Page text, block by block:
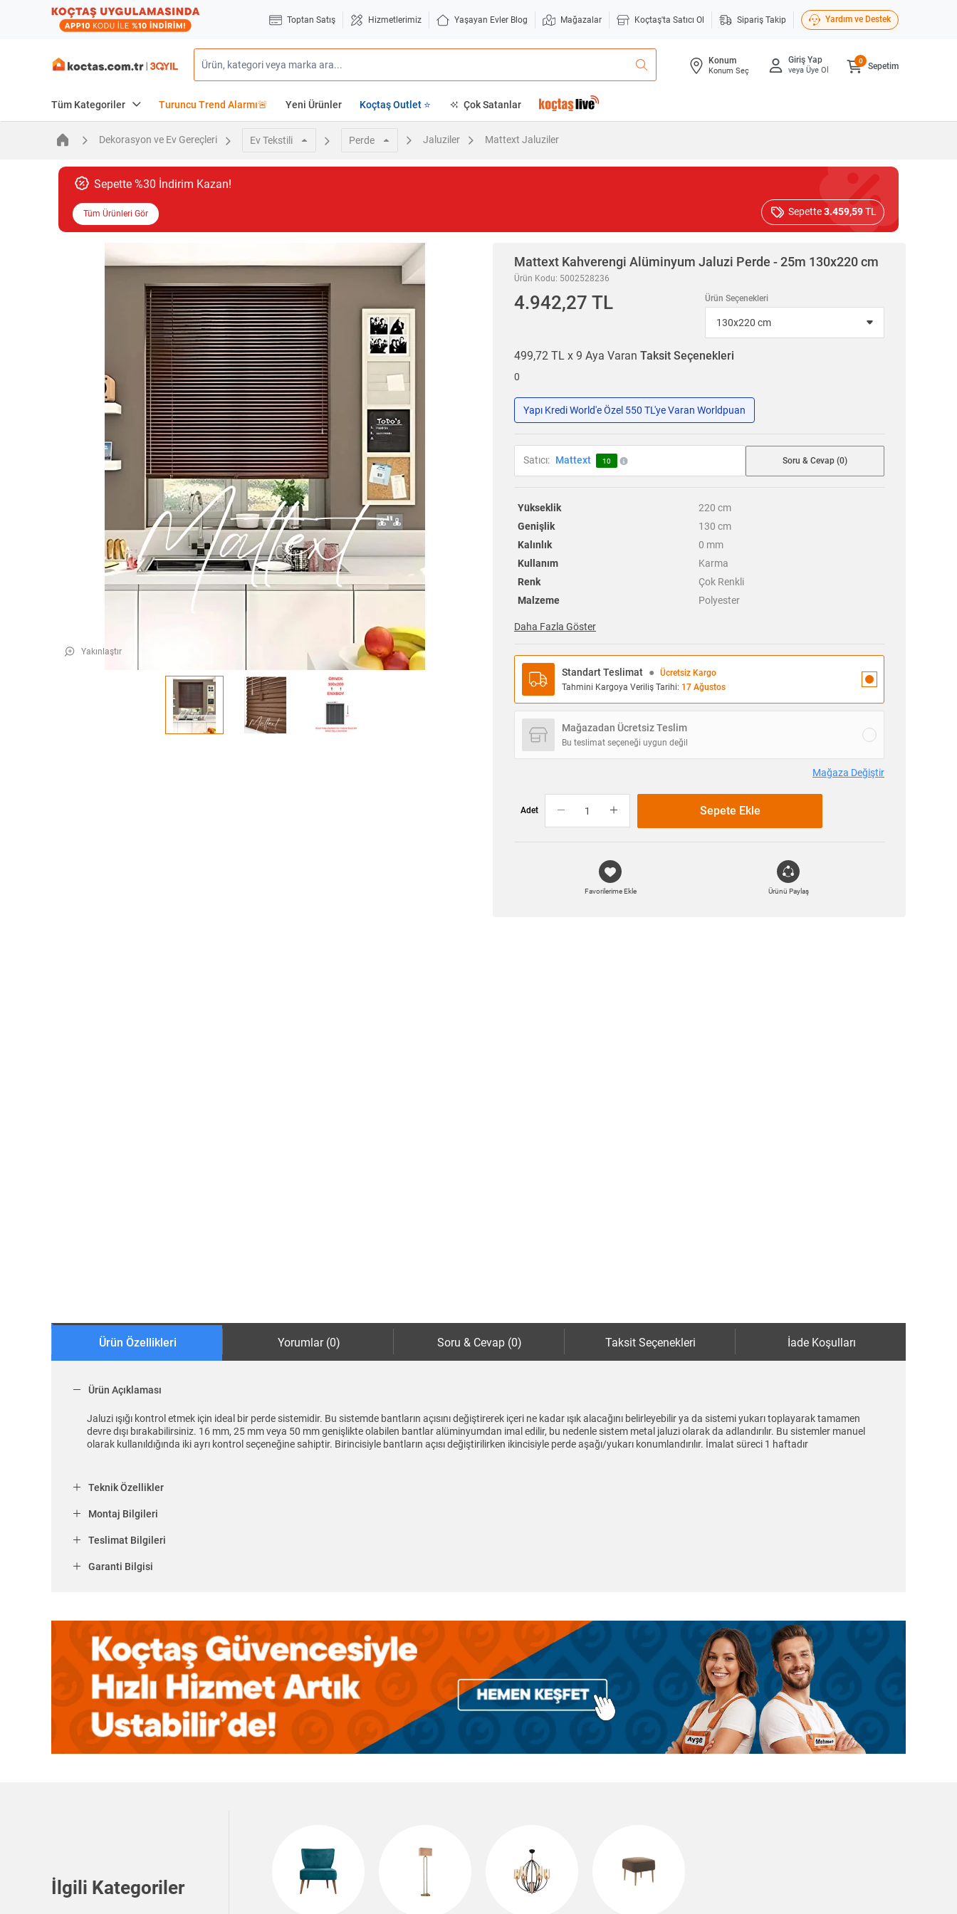
Toptan Satış Hizmetlerimiz Yaşayan Evler Blog Mağazalar Koçtaş'ta Satıcı Ol Sipariş Takip Yardım ve Destek
Konum
Konum Seç
Giriş Yap
veya Üye Ol Sepetim
0
Tüm Kategoriler Turuncu Trend Alarmı🚨 Yeni Ürünler Koçtaş Outlet ⭐ Çok Satanlar
Dekorasyon ve Ev Gereçleri Ev Tekstili Perde Jaluziler Mattext Jaluziler
Sepette %30 İndirim Kazan!
Tüm Ürünleri Gör Sepette3.459,59TL
Yakınlaştır
Mattext Kahverengi Alüminyum Jaluzi Perde - 25m 130x220 cm
Ürün Kodu: 5002528236
4.942,27 TL Ürün Seçenekleri
499,72 TL x 9 Aya Varan Taksit Seçenekleri
0
Yapı Kredi World'e Özel 550 TL'ye Varan Worldpuan
Satıcı: Mattext 10 Soru & Cevap (0)
Yükseklik 220 cm
Genişlik
130 cm
Kalınlık
0 mm
Kullanım
Karma
Renk
Çok Renkli
Malzeme
Polyester
Daha Fazla Göster
Standart Teslimat ●
Ücretsiz Kargo
Tahmini Kargoya Veriliş Tarihi: 17 Ağustos
Mağazadan Ücretsiz Teslim
Bu teslimat seçeneği uygun değil
Mağaza Değiştir
Adet Sepete Ekle
Favorilerime Ekle Ürünü Paylaş
Ürün Özellikleri Yorumlar (0) Soru & Cevap (0) Taksit Seçenekleri İade Koşulları
Ürün Açıklaması
Jaluzi ışığı kontrol etmek için ideal bir perde sistemidir. Bu sistemde bantların açısını değiştirerek içeri ne kadar ışık alacağını belirleyebilir ya da sistemi yukarı toplayarak tamamen
devre dışı bırakabilirsiniz. 16 mm, 25 mm veya 50 mm genişlikte olabilen bantlar alüminyumdan imal edilir, bu nedenle sistem metal jaluzi olarak da adlandırılır. Bu sistemler manuel
olarak kullanıldığında iki ayrı kontrol seçeneğine sahiptir. Birincisiyle bantların açısı değiştirilirken ikincisiyle perde aşağı/yukarı konumlandırılır. İmalat süreci 1 haftadır
Teknik Özellikler
Montaj Bilgileri
Teslimat Bilgileri
Garanti Bilgisi
İlgili Kategoriler